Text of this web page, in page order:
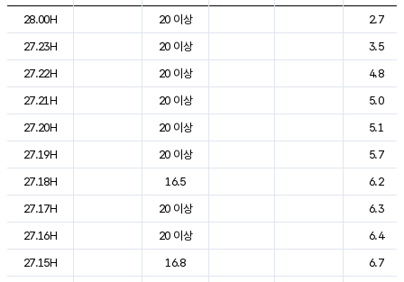
도시별 기상실황표로 지점, 날씨, 기온, 강수, 바람, 기압등을 안내한 표입
28.00H
20 이상
2.7
27.23H
20 이상
3.5
27.22H
20 이상
4.8
27.21H
20 이상
5.0
27.20H
20 이상
5.1
27.19H
20 이상
5.7
27.18H
16.5
6.2
27.17H
20 이상
6.3
27.16H
20 이상
6.4
27.15H
16.8
6.7